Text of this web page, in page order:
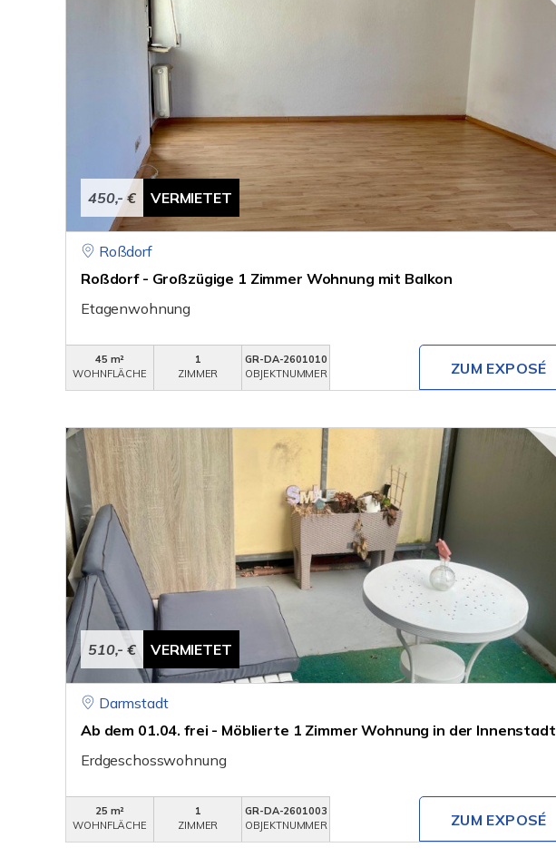
450,- € VERMIETET
Roßdorf
Roßdorf - Großzügige 1 Zimmer Wohnung mit Balkon
Etagenwohnung
45 m²
WOHNFLÄCHE
1
ZIMMER
GR-DA-2601010
OBJEKTNUMMER
ZUM EXPOSÉ
510,- € VERMIETET
Darmstadt
Ab dem 01.04. frei - Möblierte 1 Zimmer Wohnung in der Innenstadt
Erdgeschosswohnung
25 m²
WOHNFLÄCHE
1
ZIMMER
GR-DA-2601003
OBJEKTNUMMER
ZUM EXPOSÉ